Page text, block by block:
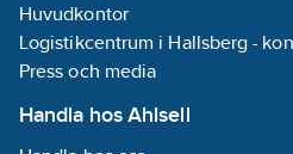
Huvudkontor
Logistikcentrum i Hallsberg -
Press och media
Handla hos Ahlsell